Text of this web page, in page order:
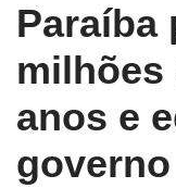
Paraíba
milhões
anos e